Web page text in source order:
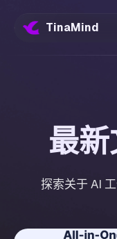
TinaMind
最
探索关于 AI